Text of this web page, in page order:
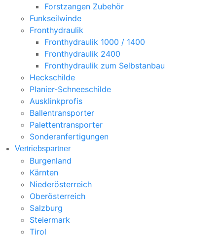
Forstzangen Zubehör
Funkseilwinde
Fronthydraulik
Fronthydraulik 1000 / 1400
Fronthydraulik 2400
Fronthydraulik zum Selbstanbau
Heckschilde
Planier-Schneeschilde
Ausklinkprofis
Ballentransporter
Palettentransporter
Sonderanfertigungen
Vertriebspartner
Burgenland
Kärnten
Niederösterreich
Oberösterreich
Salzburg
Steiermark
Tirol